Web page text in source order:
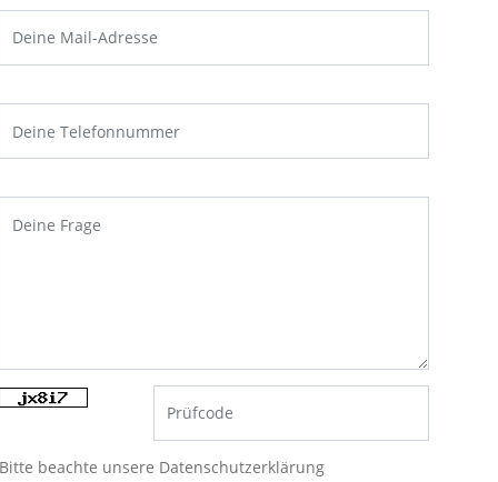
Bitte beachte unsere Datenschutzerklärung